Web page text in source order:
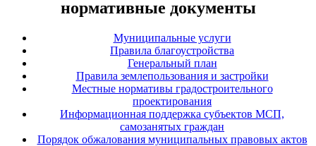
нормативные документы
Муниципальные услуги
Правила благоустройства
Генеральный план
Правила землепользования и застройки
Местные нормативы градостроительного
проектирования
Информационная поддержка субъектов МСП,
самозанятых граждан
Порядок обжалования муниципальных правовых актов